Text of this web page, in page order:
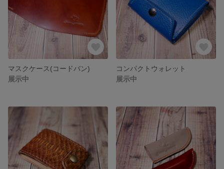
マスクケース(コードバン)
展示中
コンパクトウォレット
展示中